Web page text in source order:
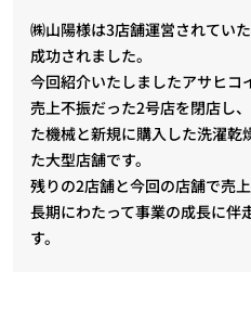
㈱山陽様は3店舗運営されてい
成功されました。
今回紹介いたしましたアサヒコ
売上不振だった2号店を閉店し
た機械と新規に購入した洗濯乾
た大型店舗です。
残りの2店舗と今回の店舗で売上
長期にわたって事業の成長に伴
す。